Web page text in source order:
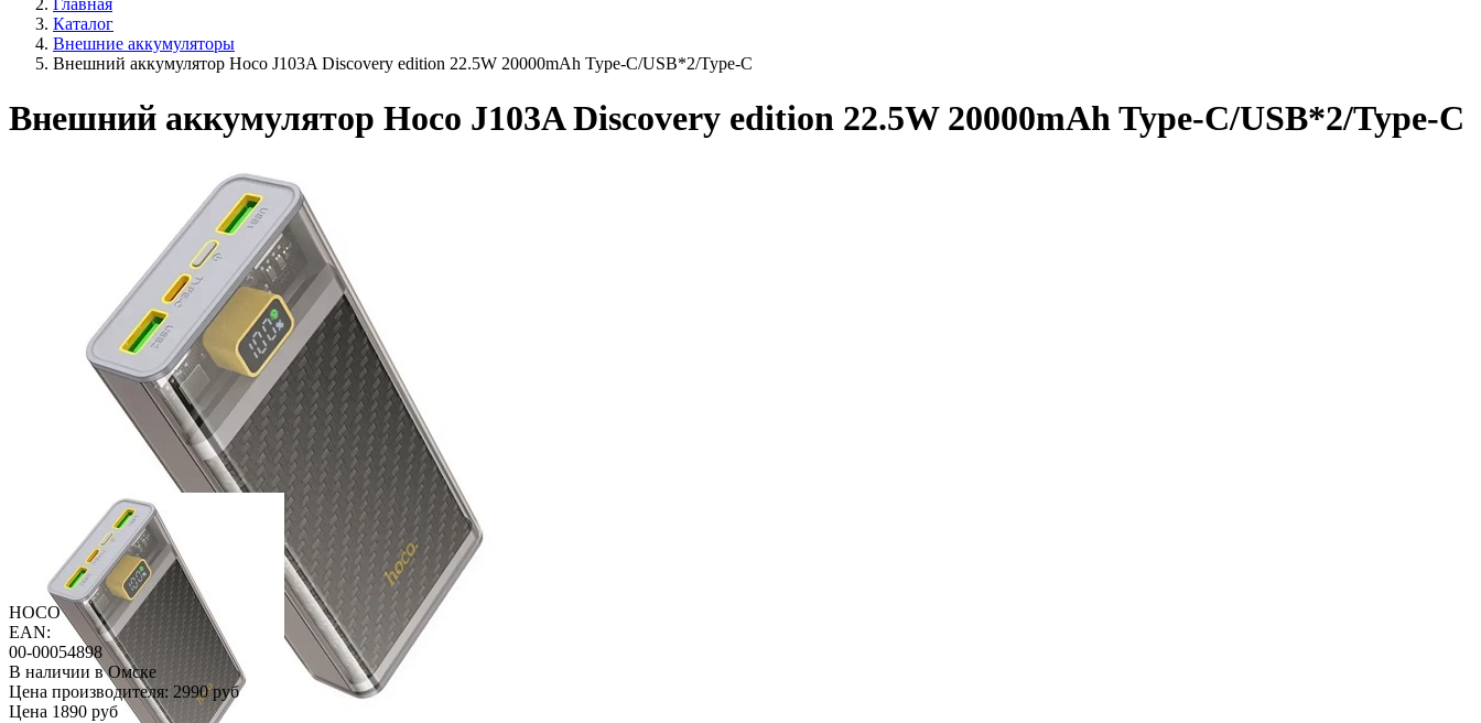
Главная
Каталог
Внешние аккумуляторы
Внешний аккумулятор Hoco J103A Discovery edition 22.5W 20000mAh Type-C/USB*2/Type-C
Внешний аккумулятор Hoco J103A Discovery edition 22.5W 20000mAh Type-C/USB*2/Type-C
HOCO
EAN:
00-00054898
В наличии в Омске
Цена производителя:2990 руб
Цена 1890 руб